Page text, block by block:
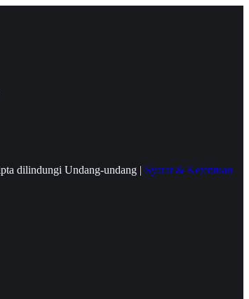
dilindungi Undang-undang | Syarat & Ketentuan